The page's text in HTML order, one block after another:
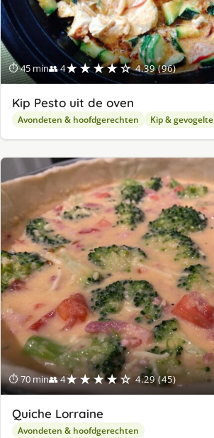
⏱ 45 min👥 4★★★★☆ 4.39 (96)
Kip Pesto uit de oven
Avondeten & hoofdgerechten Kip & gevogelte
⏱ 70 min👥 4★★★★☆ 4.29 (45)
Quiche Lorraine
Avondeten & hoofdgerechten